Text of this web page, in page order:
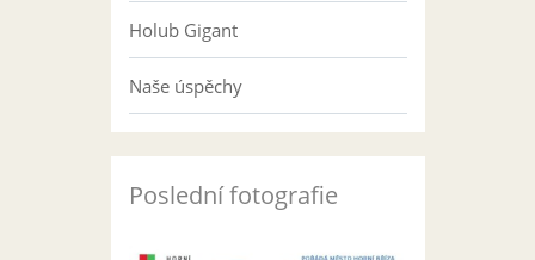
Holub Gigant
Naše úspěchy
Poslední fotografie